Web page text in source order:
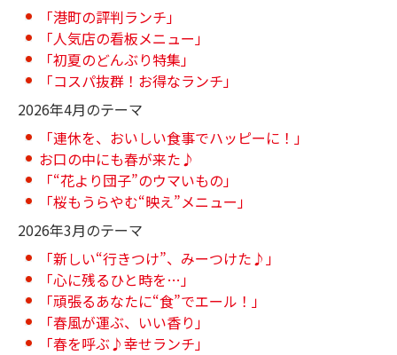
「港町の評判ランチ」
「人気店の看板メニュー」
「初夏のどんぶり特集」
「コスパ抜群！お得なランチ」
2026年4月のテーマ
「連休を、おいしい食事でハッピーに！」
お口の中にも春が来た♪
「“花より団子”のウマいもの」
「桜もうらやむ“映え”メニュー」
2026年3月のテーマ
「新しい“行きつけ”、みーつけた♪」
「心に残るひと時を…」
「頑張るあなたに“食”でエール！」
「春風が運ぶ、いい香り」
「春を呼ぶ♪幸せランチ」